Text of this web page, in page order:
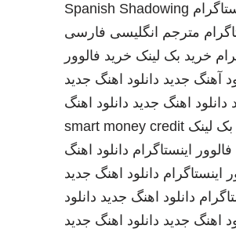
Spanish Shadowing
مترجم انگلیسی فارسی
خرید بک لینک خرید فالوور
آهنگ جدید دانلود اهنگ جدید
دانلود اهنگ جدید دانلود اهنگ
لینک smart money credit
اینستاگرام دانلود اهنگ
اینستاگرام دانلود اهنگ جدید
دانلود اهنگ جدید دانلود
اهنگ جدید دانلود اهنگ جدید